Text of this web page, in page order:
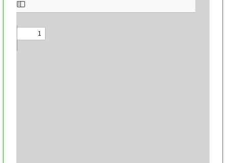
to
PDF
content